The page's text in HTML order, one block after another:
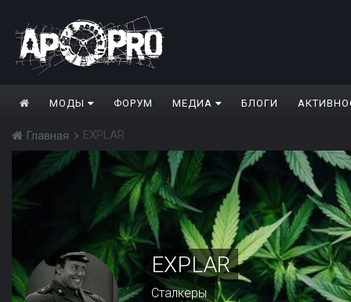
МОДЫ ФОРУМ МЕДИА БЛОГИ
Главная EXPLAR
EXPLAR
Сталкеры